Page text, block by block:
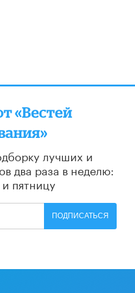
«Вестей
лучших и
два раза в неделю:
пятницу
ПОДПИСАТЬСЯ